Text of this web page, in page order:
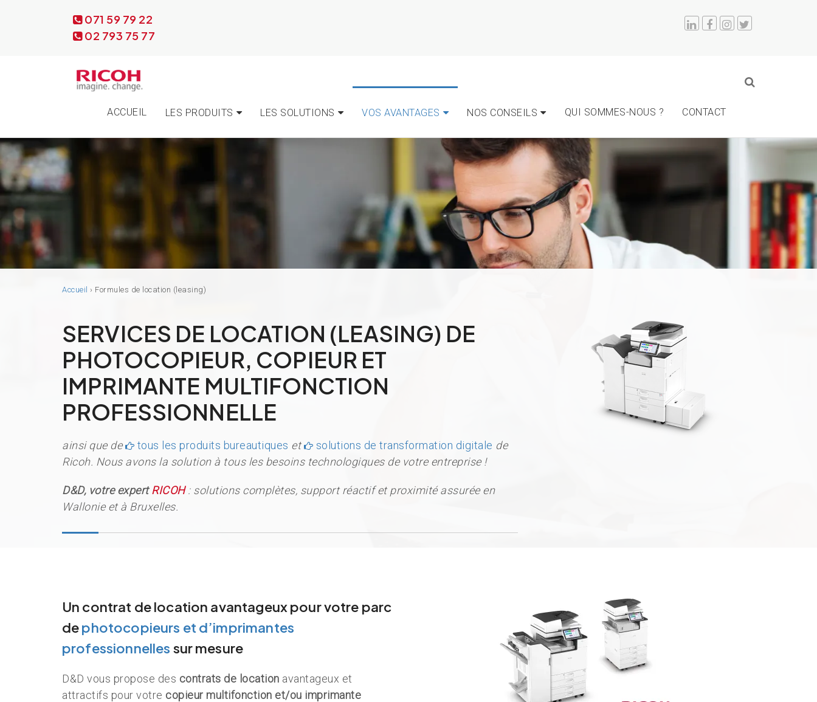
071 59 79 22
02 793 75 77
ACCUEIL LES PRODUITS LES SOLUTIONS VOS AVANTAGES NOS CONSEILS QUI SOMMES-NOUS ? CONTACT
Accueil › Formules de location (leasing)
SERVICES DE LOCATION (LEASING) DE
PHOTOCOPIEUR, COPIEUR ET
IMPRIMANTE MULTIFONCTION
PROFESSIONNELLE
ainsi que de tous les produits bureautiques et solutions de transformation digitale de
Ricoh. Nous avons la solution à tous les besoins technologiques de votre entreprise !
D&D, votre expertRICOH: solutions complètes, support réactif et proximité assurée en
Wallonie et à Bruxelles.
Un contrat de location avantageuxpour votre parc
dephotocopieurs et d’imprimantes
professionnelles sur mesure
D&D vous propose des contrats de location avantageux et
attractifs pour votre copieur multifonction et/ou imprimante